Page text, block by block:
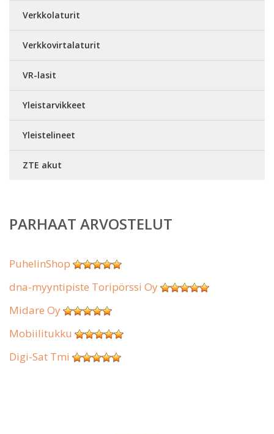
Verkkolaturit
Verkkovirtalaturit
VR-lasit
Yleistarvikkeet
Yleistelineet
ZTE akut
PARHAAT ARVOSTELUT
PuhelinShop
dna-myyntipiste Toripörssi Oy
Midare Oy
Mobiilitukku
Digi-Sat Tmi